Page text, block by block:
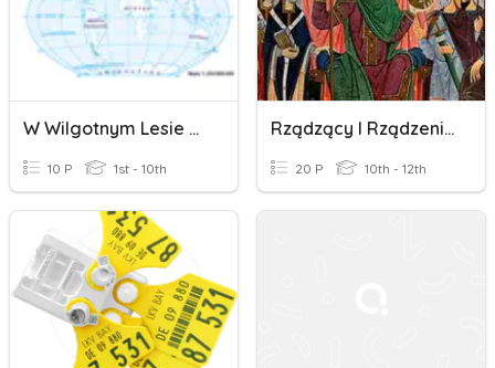
W Wilgotnym Lesie Równikowym I W Lesie Strefy Umiarkowanej
10 P 1st - 10th
Rządzący I Rządzeni W Średniowieczu
20 P 10th - 12th